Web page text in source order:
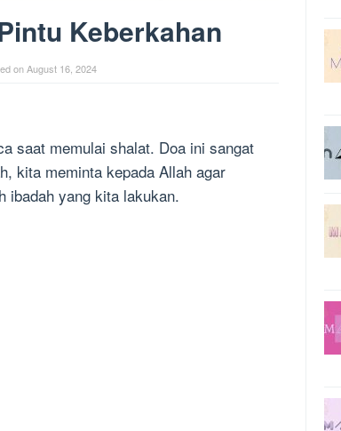
Keberkahan
onAugust 16, 2024
saat memulai shalat. Doa ini sangat
kita meminta kepada Allah agar
ibadah yang kita lakukan.